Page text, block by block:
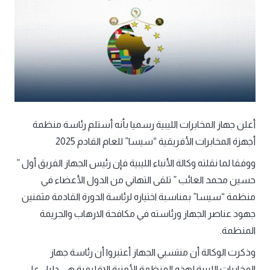
أعلن جهاز المخابرات الليبية رسميا بأنه أستلم رئاسة منظمة
أجهزة المخابرات الأفريقية “سيسا” للعام القادم 2025
ووفقا لما نقلته وكالة الأنباء الليبية فإن رئيس الجهاز الفريق أول ”
حسين محمد العائب ” تلقى التهاني من الدول الأعضاء في
منظمة “سيسا” بمناسبة اختياره لرئاسة الدورة القادمة مثمنين
جهود عناصر الجهاز ورئاسته في مكافحة الارهاب والجريمة
المنظمة.
وذكرت الوكالة أن منتسبي الجهاز أعتبروا أن رئاسة جهاز